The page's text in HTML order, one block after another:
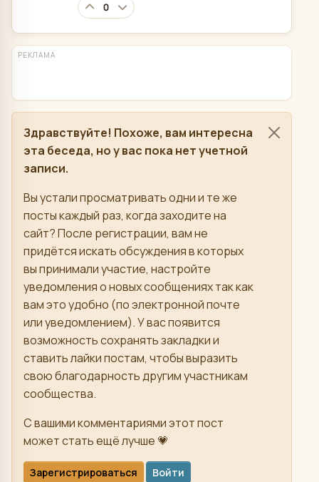
0
РЕКЛАМА
Здравствуйте! Похоже, вам интересна
эта беседа, но у вас пока нет учетной
записи.
Вы устали просматривать одни и те же
посты каждый раз, когда заходите на
сайт? После регистрации, вам не
придётся искать обсуждения в которых
вы принимали участие, настройте
уведомления о новых сообщениях так как
вам это удобно (по электронной почте
или уведомлением). У вас появится
возможность сохранять закладки и
ставить лайки постам, чтобы выразить
свою благодарность другим участникам
сообщества.
С вашими комментариями этот пост
может стать ещё лучше 💗
Зарегистрироваться Войти